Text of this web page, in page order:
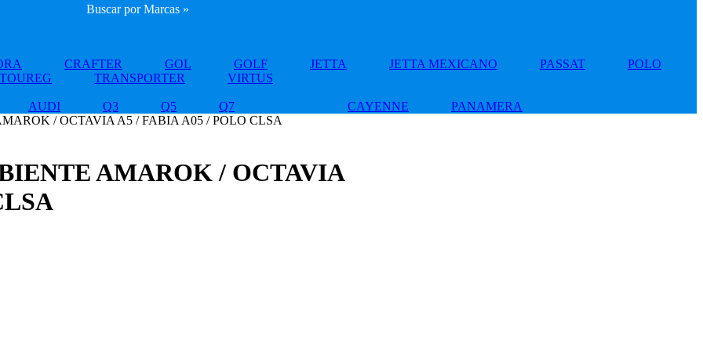
Buscar por Marcas »
CRAFTER GOL GOLF JETTA JETTA MEXICANO PASSAT
POLO
TOUREG
TRANSPORTER VIRTUS
AUDI Q3 Q5 Q7 CAYENNE
PANAMERA
/ OCTAVIA A5 / FABIA A05 / POLO CLSA
AMAROK / OCTAVIA